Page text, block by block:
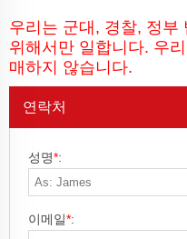
우리는 군대, 경찰, 정부
위해서만 일합니다. 우
매하지 않습니다.
연락처
성명*:
이메일*: